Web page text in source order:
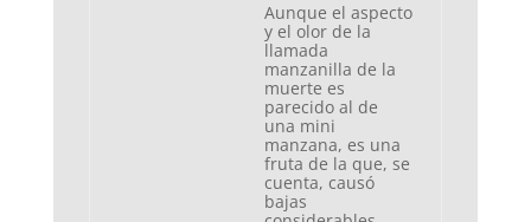
Aunque el aspecto
y el olor de la
llamada
manzanilla de la
muerte es
parecido al de
una mini
manzana, es una
fruta de la que, se
cuenta, causó
bajas